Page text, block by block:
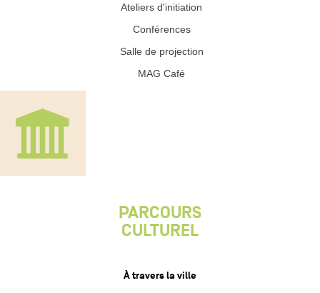
4 Ateliers d'initiation
4 Conférences
1 Salle de projection
1 MAG Café
PARCOURS
CULTUREL
À travers la ville